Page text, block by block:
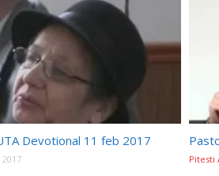
Devotional 11 feb 2017
Pitesti